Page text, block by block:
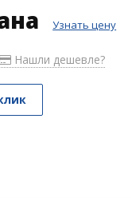
Узнать цену
Нашли дешевле?